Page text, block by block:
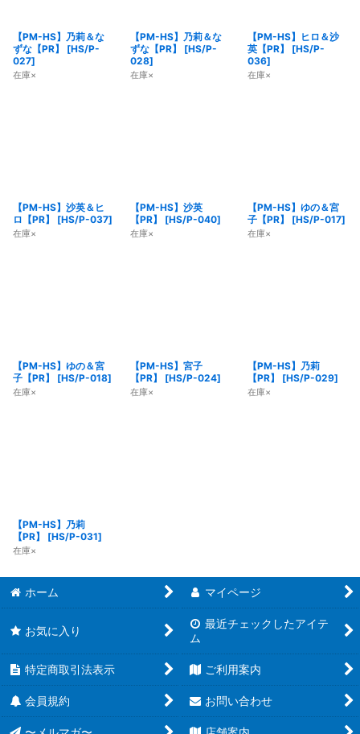
【PM-HS】乃莉＆な
ずな【PR】
[HS/P-
027]
在庫×
【PM-HS】乃莉＆な
ずな【PR】
[HS/P-
028]
在庫×
【PM-HS】ヒロ＆沙
英【PR】
[HS/P-
036]
在庫×
【PM-HS】沙英＆ヒ
ロ【PR】
[HS/P-037]
在庫×
【PM-HS】沙英
【PR】
[HS/P-040]
在庫×
【PM-HS】ゆの＆宮
子【PR】
[HS/P-017]
在庫×
【PM-HS】ゆの＆宮
子【PR】
[HS/P-018]
在庫×
【PM-HS】宮子
【PR】
[HS/P-024]
在庫×
【PM-HS】乃莉
【PR】
[HS/P-029]
在庫×
【PM-HS】乃莉
【PR】
[HS/P-031]
在庫×
ホーム マイページ
お気に入り
最近チェックしたアイテ
ム
特定商取引法表示 ご利用案内
会員規約 お問い合わせ